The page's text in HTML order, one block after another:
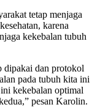
tetap menjaga
karena
kekebalan tubuh
dipakai dan protokol
pada tubuh kita ini
kekebalan optimal
pesan Karolin.